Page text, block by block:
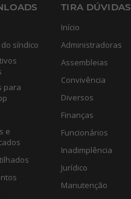
síndico
para
e
TIRA DÚVIDAS
Início
Administradoras
Assembleias
Convivência
Diversos
Finanças
Funcionários
Inadimplência
Jurídico
Manutenção